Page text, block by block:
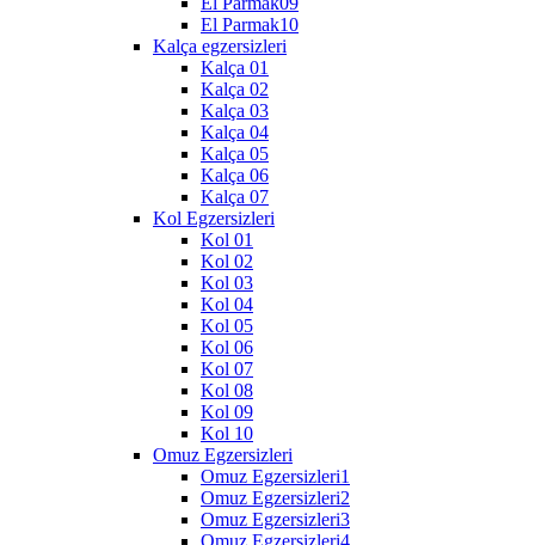
El Parmak10
Kalça egzersizleri
Kalça 01
Kalça 02
Kalça 03
Kalça 04
Kalça 05
Kalça 06
Kalça 07
Kol Egzersizleri
Kol 01
Kol 02
Kol 03
Kol 04
Kol 05
Kol 06
Kol 07
Kol 08
Kol 09
Kol 10
Omuz Egzersizleri
Omuz Egzersizleri1
Omuz Egzersizleri2
Omuz Egzersizleri3
Omuz Egzersizleri4